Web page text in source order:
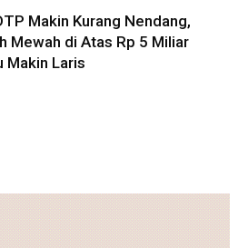
Makin Kurang Nendang,
Mewah di Atas Rp 5 Miliar
Makin Laris